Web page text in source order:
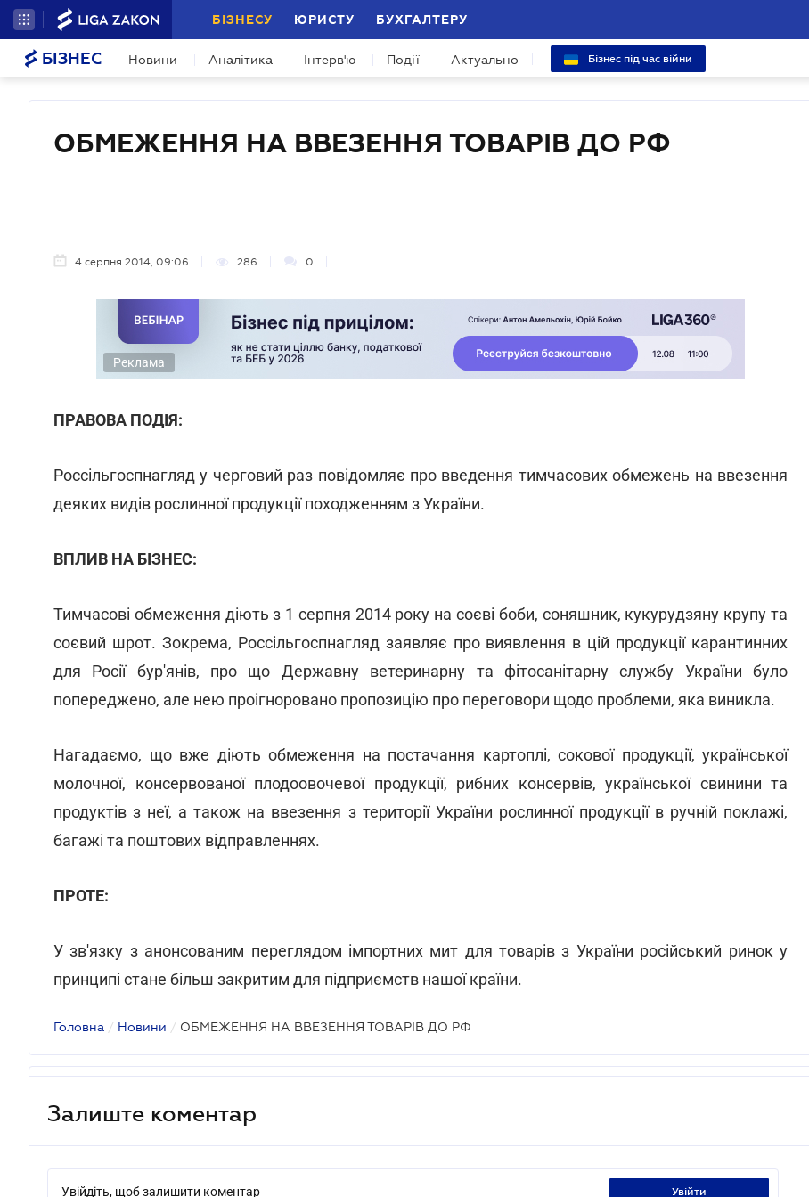
БІЗНЕСУ ЮРИСТУ БУХГАЛТЕРУ
БІЗНЕС Новини Аналітика Інтерв'ю Події Актуально Бізнес під час війни
ОБМЕЖЕННЯ НА ВВЕЗЕННЯ ТОВАРІВ ДО РФ
4 серпня 2014, 09:06 286 0
Реклама
ПРАВОВА ПОДІЯ:
Россільгоспнагляд у черговий раз повідомляє про введення тимчасових обмежень на ввезення
деяких видів рослинної продукції походженням з України.
ВПЛИВ НА БІЗНЕС:
Тимчасові обмеження діють з 1 серпня 2014 року на соєві боби, соняшник, кукурудзяну крупу та
соєвий шрот. Зокрема, Россільгоспнагляд заявляє про виявлення в цій продукції карантинних
для Росії бур'янів, про що Державну ветеринарну та фітосанітарну службу України було
попереджено, але нею проігноровано пропозицію про переговори щодо проблеми, яка виникла.
Нагадаємо, що вже діють обмеження на постачання картоплі, сокової продукції, української
молочної, консервованої плодоовочевої продукції, рибних консервів, української свинини та
продуктів з неї, а також на ввезення з території України рослинної продукції в ручній поклажі,
багажі та поштових відправленнях.
ПРОТЕ:
У зв'язку з анонсованим переглядом імпортних мит для товарів з України російський ринок у
принципі стане більш закритим для підприємств нашої країни.
Головна / Новини / ОБМЕЖЕННЯ НА ВВЕЗЕННЯ ТОВАРІВ ДО РФ
Залиште коментар
Увійдіть, щоб залишити коментар увійти